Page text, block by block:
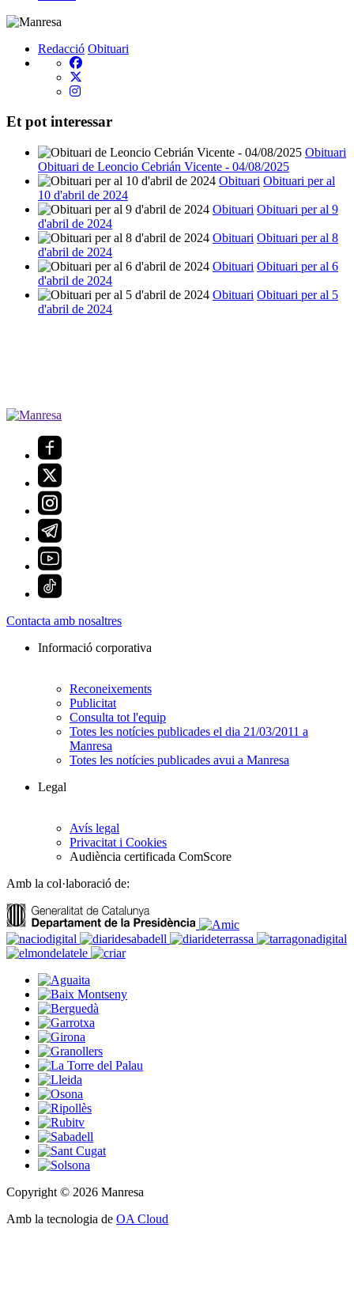
Redacció Obituari
Et pot interessar
Obituari
Obituari de Leoncio Cebrián Vicente - 04/08/2025
Obituari Obituari per al
10 d'abril de 2024
Obituari Obituari per al 9
d'abril de 2024
Obituari Obituari per al 8
d'abril de 2024
Obituari Obituari per al 6
d'abril de 2024
Obituari Obituari per al 5
d'abril de 2024
Contacta amb nosaltres
Informació corporativa
Reconeixements
Publicitat
Consulta tot l'equip
Totes les notícies publicades el dia 21/03/2011 a
Manresa
Totes les notícies publicades avui a Manresa
Legal
Avís legal
Privacitat i Cookies
Audiència certificada ComScore
Amb la col·laboració de:
Copyright © 2026 Manresa
Amb la tecnologia de OA Cloud